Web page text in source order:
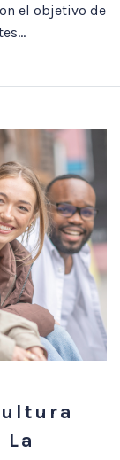
el objetivo de